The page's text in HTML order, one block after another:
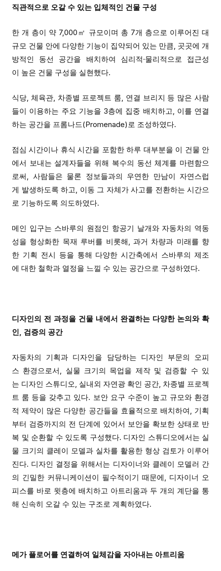
직관적으로 오갈 수 있는 입체적인 건물 구성
한 개 층이 약 7,000㎡ 규모이며 총 7개 층으로 이루어진 대
규모 건물 안에 다양한 기능이 집약되어 있는 만큼, 곳곳에 개
방적인 동선 공간을 배치하여 심리적·물리적으로 접근성
이 높은 건물 구성을 실현했다.
식당, 체육관, 차종별 프로젝트 룸, 연결 브리지 등 많은 사람
들이 이용하는 주요 기능을 3층에 집중 배치하고, 이를 연결
하는 공간을 프롬나드(Promenade)로 조성하였다.
점심 시간이나 휴식 시간을 포함한하루 대부분을 이 건물 안
에서 보내는 설계자들을 위해 복수의 동선 체계를 마련함으
로써, 사람들은 물론 정보들과의 우연한 만남이 자연스럽
게 발생하도록 하고, 이동 그 자체가 사고를 전환하는 시간으
로 기능하도록 의도하였다.
메인 입구는 스바루의 원점인 항공기 날개와 자동차의 역동
성을 형상화한 목재 루버를 비롯해, 과거 차량과 미래를 향
한 기획 전시 등을 통해 다양한 시간축에서 스바루의 제조
에 대한 철학과 열정을 느낄 수 있는 공간으로 구성하였다.
디자인의 전 과정을 건물 내에서 완결하는 다양한 논의와 확
인, 검증의 공간
자동차의 기획과 디자인을 담당하는 디자인 부문의
오피
스 환경으로서, 실물 크기의 목업을 제작및 검증할 수 있
는 디자인 스튜디오, 실내외 자연광 확인 공간, 차종별 프로젝
트 룸 등을 갖추고 있다. 보안 요구 수준이 높고 규모와 환경
적 제약이 많은 다양한 공간들을 효율적으로 배치하여, 기획
부터 검증까지의 전 단계에 있어서 보안을 확보한 상태로 반
복 및 순환할 수 있도록 구성했다. 디자인 스튜디오에서는 실
물 크기의 클레이 모델과 실차를 활용한 형상 검토가 이루어
진다. 디자인 결정을 위해서는 디자이너와 클레이 모델러 간
의 긴밀한 커뮤니케이션이 필수적이기 때문에, 디자이너 오
피스를 바로 윗층에 배치하고 아트리움과 두 개의 계단을 통
해 신속히 오갈 수 있는 구조로 계획하였다.
메가 플로어를 연결하여 일체감을 자아내는 아트리움